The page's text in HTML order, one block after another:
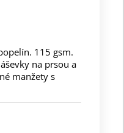
115 gsm.
na prsou a
manžety s